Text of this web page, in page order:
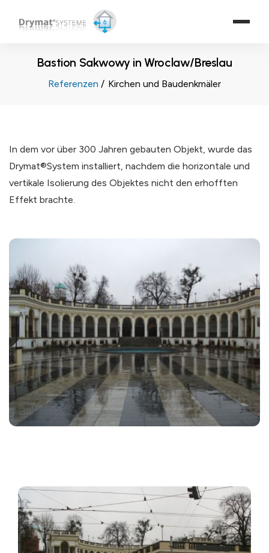
Bastion Sakwowy in Wroclaw/Breslau
Referenzen Kirchen und Baudenkmäler
In dem vor über 300 Jahren gebauten Objekt, wurde das
Drymat®System installiert, nachdem die horizontale und
vertikale Isolierung des Objektes nicht den erhofften
Effekt brachte.